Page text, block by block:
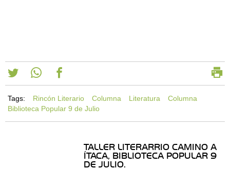
Tags: Rincón Literario Columna Literatura
Columna
Biblioteca Popular 9 de Julio
TALLER LITERARRIO CAMINO A
ÍTACA, BIBLIOTECA POPULAR 9
DE JULIO.